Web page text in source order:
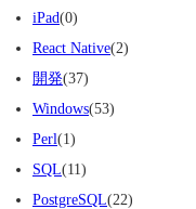
iPad(0)
React Native(2)
開発(37)
Windows(53)
Perl(1)
SQL(11)
PostgreSQL(22)